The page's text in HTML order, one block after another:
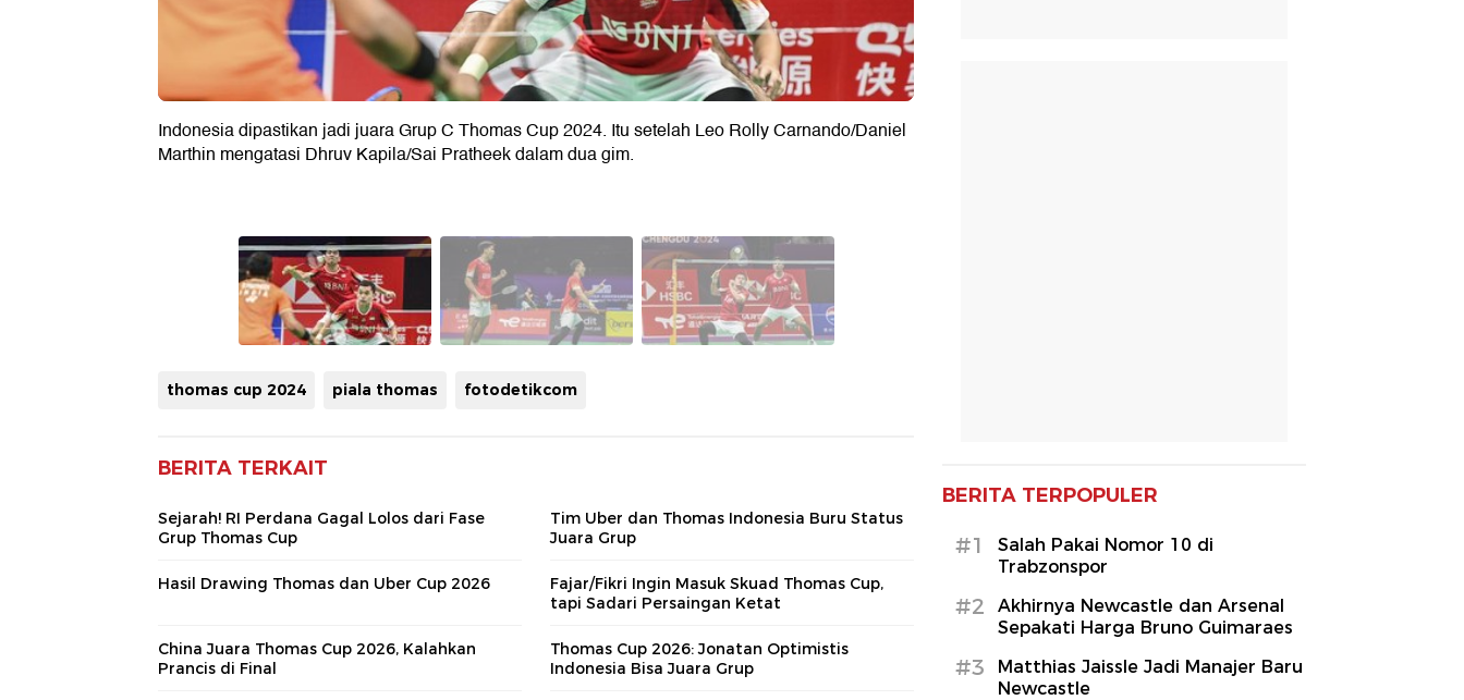
Indonesia dipastikan jadi juara Grup C Thomas Cup 2024. Itu setelah Leo Rolly Carnando/Daniel
Marthin mengatasi Dhruv Kapila/Sai Pratheek dalam dua gim.
thomas cup 2024 piala thomas fotodetikcom
BERITA TERKAIT
Sejarah! RI Perdana Gagal Lolos dari Fase
Grup Thomas Cup
Tim Uber dan Thomas Indonesia Buru Status
Juara Grup
Hasil Drawing Thomas dan Uber Cup 2026
Fajar/Fikri Ingin Masuk Skuad Thomas Cup,
tapi Sadari Persaingan Ketat
China Juara Thomas Cup 2026, Kalahkan
Prancis di Final
Thomas Cup 2026: Jonatan Optimistis
Indonesia Bisa Juara Grup
BERITA TERPOPULER
#1
Salah Pakai Nomor 10 di
Trabzonspor
#2
Akhirnya Newcastle dan Arsenal
Sepakati Harga Bruno Guimaraes
#3
Matthias Jaissle Jadi Manajer Baru
Newcastle